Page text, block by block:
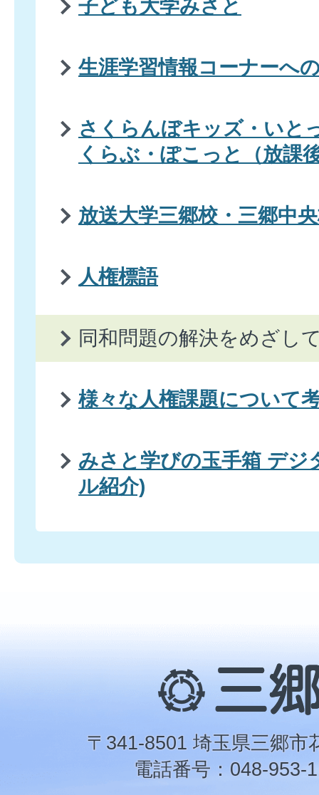
子ども大学みさと
生涯学習情報コーナーへ
さくらんぼキッズ・いと
くらぶ・ぽこっと（放課
放送大学三郷校・三郷中
人権標語
同和問題の解決をめざし
様々な人権課題について
みさと学びの玉手箱 デジ
ル紹介)
三
郷
市
〒341-8501 埼玉県三郷市
電話番号：048-953-